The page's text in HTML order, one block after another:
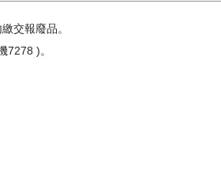
交報廢品。
7278 )。